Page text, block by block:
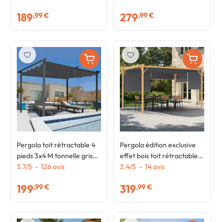
189,99 € 279,99 €
Pergola toit rétractable 4
pieds 3x4 M tonnelle gris
anthracite
3.7/5 - 126avis
199,99 €
favorite_border
Pergola édition exclusive
effet bois toit rétractable
3x4 M et 4 stores gris
3.4/5 - 14avis
319,99 €
favorite_border